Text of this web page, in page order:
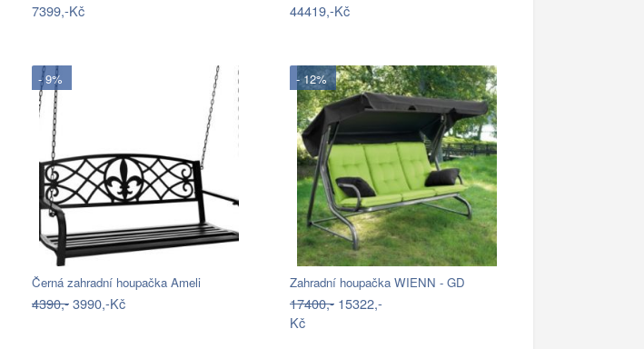
7399,-Kč 44419,-Kč
- 9%
Černá zahradní houpačka Ameli
4390,-3990,-Kč
- 12%
Zahradní houpačka WIENN - GD
17400,- 15322,-
Kč